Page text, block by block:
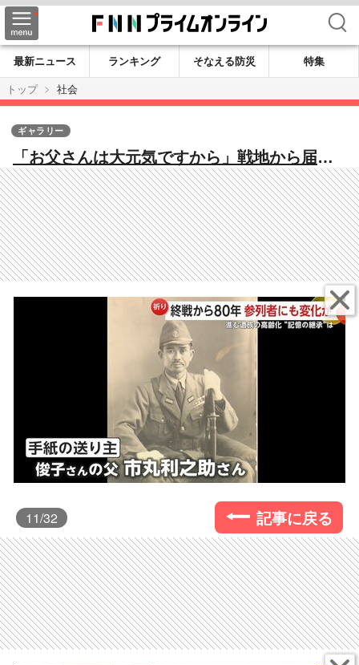
検索
最新ニュース ランキング そなえる防災
特集
トップ
社会
「お父さんは大元気ですから」戦地から届い
た手紙 追悼式式辞で石破首相13年ぶり「反
省」の言葉復活【終戦80年】
ギャラリー
11/32 記事に戻る